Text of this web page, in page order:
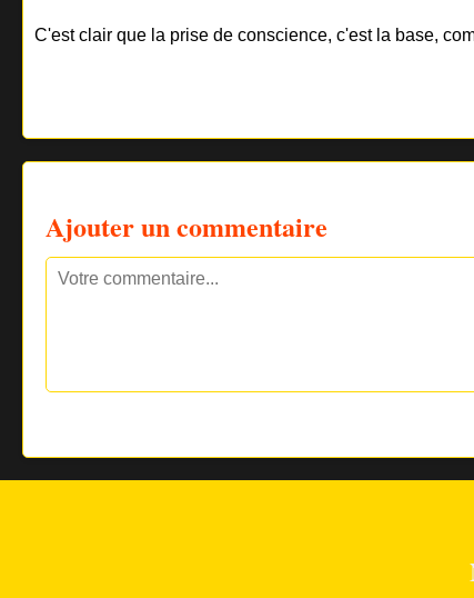
C'est clair que la prise de conscience, c'est la base,
Ajouter un commentaire